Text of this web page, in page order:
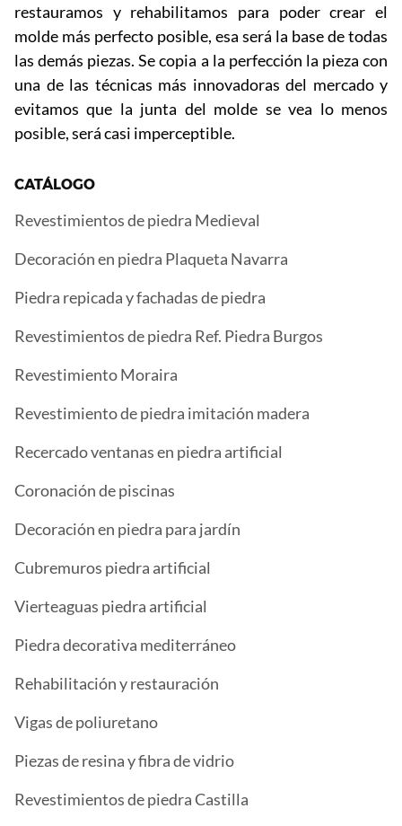
restauramos y rehabilitamos para poder crear el
molde más perfecto posible, esa será la base de todas
las demás piezas. Se copia a la perfección la pieza con
una de las técnicas más innovadoras del mercado y
evitamos que la junta del molde se vea lo menos
posible, será casi imperceptible.
CATÁLOGO
Revestimientos de piedra Medieval
Decoración en piedra Plaqueta Navarra
Piedra repicada y fachadas de piedra
Revestimientos de piedra Ref. Piedra Burgos
Revestimiento Moraira
Revestimiento de piedra imitación madera
Recercado ventanas en piedra artificial
Coronación de piscinas
Decoración en piedra para jardín
Cubremuros piedra artificial
Vierteaguas piedra artificial
Piedra decorativa mediterráneo
Rehabilitación y restauración
Vigas de poliuretano
Piezas de resina y fibra de vidrio
Revestimientos de piedra Castilla